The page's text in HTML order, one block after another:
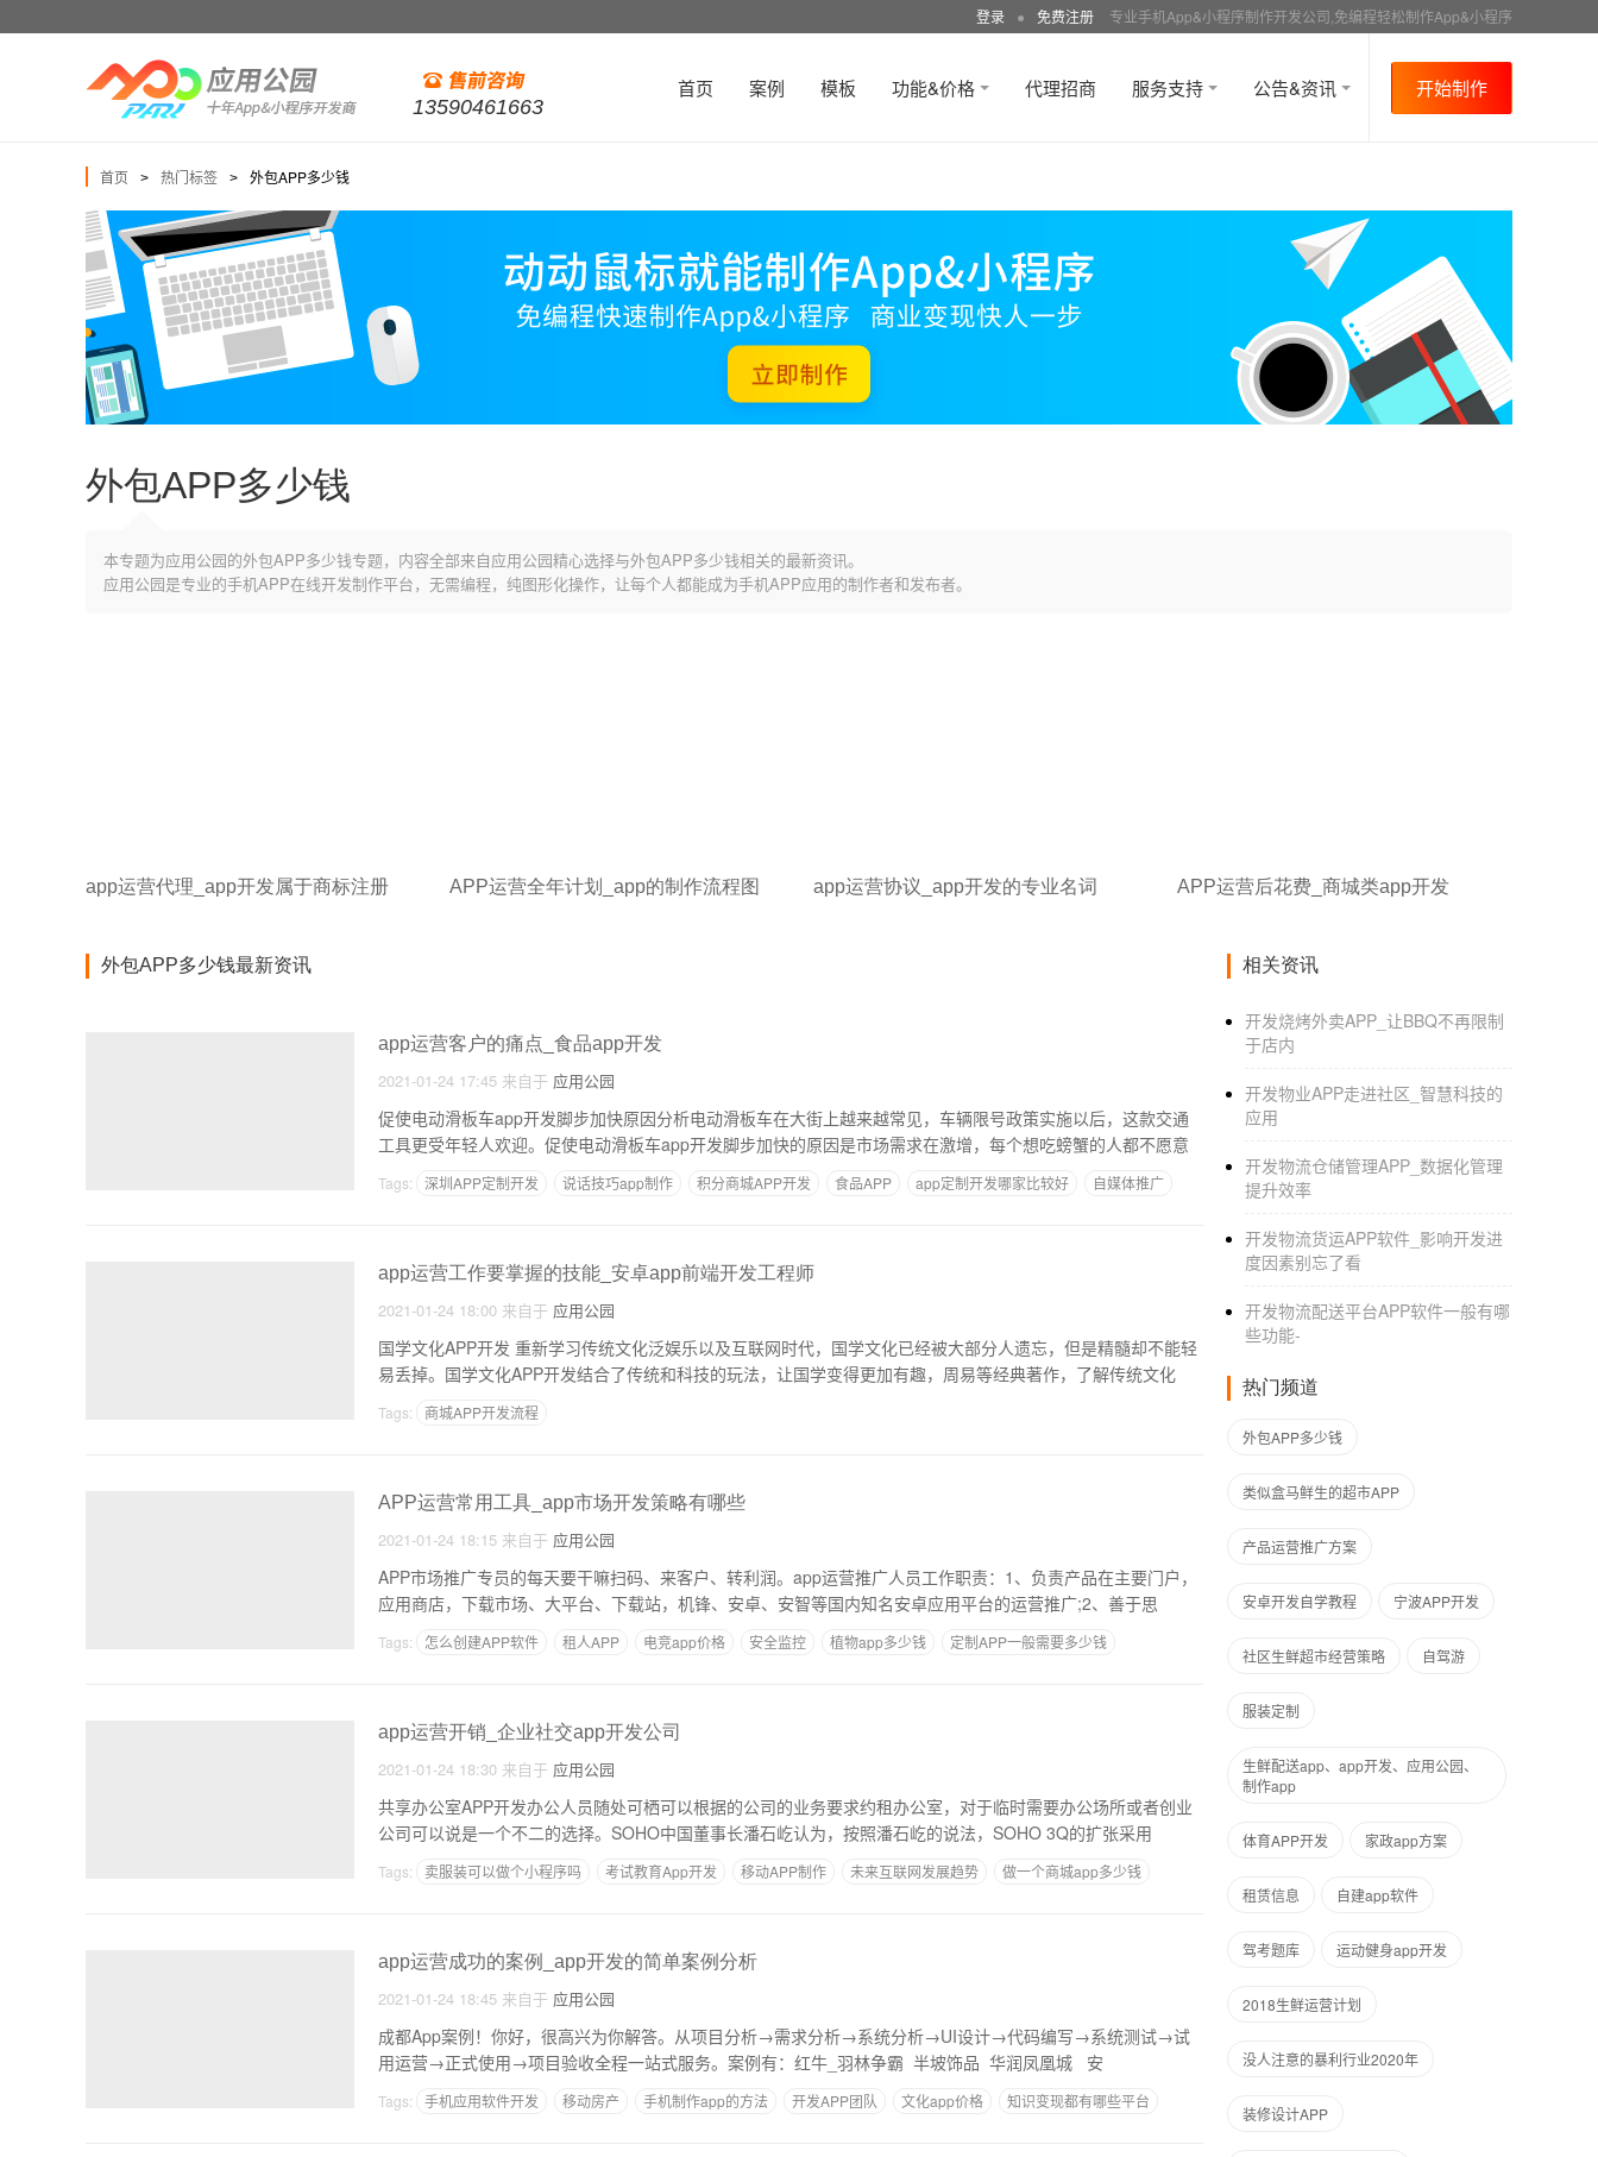
登录 ● 免费注册 专业手机App&小程序制作开发公司,免编程轻松制作App&小程序
13590461663
首页 案例 模板 功能&价格 代理招商 服务支持 公告&资讯 开始制作
首页 > 热门标签 > 外包APP多少钱
外包APP多少钱
本专题为应用公园的外包APP多少钱专题，内容全部来自应用公园精心选择与外包APP多少钱相关的最新资讯。
应用公园是专业的手机APP在线开发制作平台，无需编程，纯图形化操作，让每个人都能成为手机APP应用的制作者和发布者。
app运营代理_app开发属于商标注册 APP运营全年计划_app的制作流程图 app运营协议_app开发的专业名词 APP运营后花费_商城类app开发
外包APP多少钱最新资讯
app运营客户的痛点_食品app开发
2021-01-24 17:45 来自于 应用公园
促使电动滑板车app开发脚步加快原因分析电动滑板车在大街上越来越常见，车辆限号政策实施以后，这款交通
工具更受年轻人欢迎。促使电动滑板车app开发脚步加快的原因是市场需求在激增，每个想吃螃蟹的人都不愿意
Tags: 深圳APP定制开发 说话技巧app制作 积分商城APP开发 食品APP app定制开发哪家比较好 自媒体推广
app运营工作要掌握的技能_安卓app前端开发工程师
2021-01-24 18:00 来自于 应用公园
国学文化APP开发 重新学习传统文化泛娱乐以及互联网时代，国学文化已经被大部分人遗忘，但是精髓却不能轻
易丢掉。国学文化APP开发结合了传统和科技的玩法，让国学变得更加有趣，周易等经典著作，了解传统文化
Tags:
商城APP开发流程
APP运营常用工具_app市场开发策略有哪些
2021-01-24 18:15 来自于 应用公园
APP市场推广专员的每天要干嘛扫码、来客户、转利润。app运营推广人员工作职责：1、负责产品在主要门户，
应用商店，下载市场、大平台、下载站，机锋、安卓、安智等国内知名安卓应用平台的运营推广;2、善于思
Tags: 怎么创建APP软件 租人APP 电竞app价格 安全监控 植物app多少钱 定制APP一般需要多少钱
app运营开销_企业社交app开发公司
2021-01-24 18:30 来自于 应用公园
共享办公室APP开发办公人员随处可栖可以根据的公司的业务要求约租办公室，对于临时需要办公场所或者创业
公司可以说是一个不二的选择。SOHO中国董事长潘石屹认为，按照潘石屹的说法，SOHO 3Q的扩张采用
Tags: 卖服装可以做个小程序吗 考试教育App开发 移动APP制作 未来互联网发展趋势
做一个商城app多少钱
app运营成功的案例_app开发的简单案例分析
2021-01-24 18:45 来自于 应用公园
成都App案例！你好，很高兴为你解答。从项目分析→需求分析→系统分析→UI设计→代码编写→系统测试→试
用运营→正式使用→项目验收全程一站式服务。案例有：红牛_羽林争霸 半坡饰品 华润凤凰城 安
Tags: 手机应用软件开发 移动房产 手机制作app的方法 开发APP团队 文化app价格 知识变现都有哪些平台
相关资讯
开发烧烤外卖APP_让BBQ不再限制
于店内
开发物业APP走进社区_智慧科技的
应用
开发物流仓储管理APP_数据化管理
提升效率
开发物流货运APP软件_影响开发进
度因素别忘了看
开发物流配送平台APP软件一般有哪
些功能-
热门频道
外包APP多少钱
类似盒马鲜生的超市APP
产品运营推广方案
安卓开发自学教程 宁波APP开发
社区生鲜超市经营策略 自驾游
服装定制
生鲜配送app、app开发、应用公园、
制作app
体育APP开发 家政app方案
租赁信息 自建app软件
驾考题库 运动健身app开发
2018生鲜运营计划
没人注意的暴利行业2020年
装修设计APP